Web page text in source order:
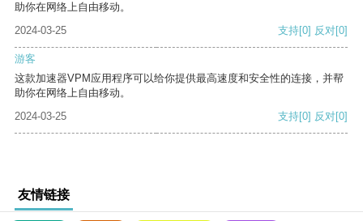
助你在网络上自由移动。
2024-03-25
支持[0] 反对[0]
游客
这款加速器VPM应用程序可以给你提供最高速度和安全性的连接，并帮
助你在网络上自由移动。
2024-03-25
支持[0] 反对[0]
友情链接